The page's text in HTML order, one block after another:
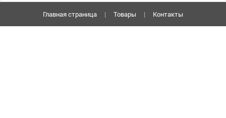
Главная страница | Товары | Контакты